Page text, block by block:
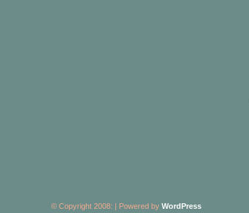
© Copyright 2008: | Powered by WordPress